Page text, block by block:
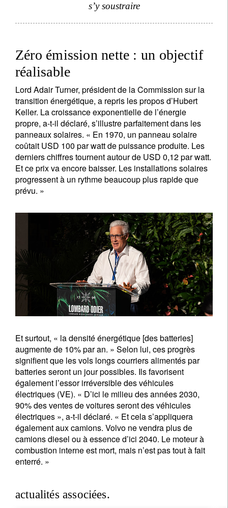
s’y soustraire
Zéro émission nette : un objectif
réalisable
Lord Adair Turner, président de la Commission sur la
transition énergétique, a repris les propos d’Hubert
Keller. La croissance exponentielle de l’énergie
propre, a-t-il déclaré, s’illustre parfaitement dans les
panneaux solaires. « En 1970, un panneau solaire
coûtait USD 100 par watt de puissance produite. Les
derniers chiffres tournent autour de USD 0,12 par watt.
Et ce prix va encore baisser. Les installations solaires
progressent à un rythme beaucoup plus rapide que
prévu. »
Et surtout, « la densité énergétique [des batteries]
augmente de 10% par an. » Selon lui, ces progrès
signifient que les vols longs courriers alimentés par
batteries seront un jour possibles. Ils favorisent
également l’essor irréversible des véhicules
électriques (VE). « D’ici le milieu des années 2030,
90% des ventes de voitures seront des véhicules
électriques », a-t-il déclaré. « Et cela s’appliquera
également aux camions. Volvo ne vendra plus de
camions diesel ou à essence d’ici 2040. Le moteur à
combustion interne est mort, mais n’est pas tout à fait
enterré. »
actualités associées.